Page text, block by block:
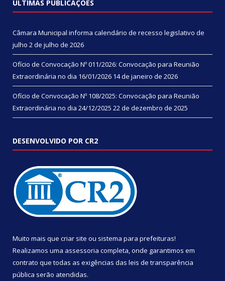
ÚLTIMAS PUBLICAÇÕES
Câmara Municipal informa calendário de recesso legislativo de
julho 2 de julho de 2026
Ofício de Convocação Nº 011/2026: Convocação para Reunião
Extraordinária no dia 16/01/2026 14 de janeiro de 2026
Ofício de Convocação Nº 108/2025: Convocação para Reunião
Extraordinária no dia 24/12/2025 22 de dezembro de 2025
DESENVOLVIDO POR CR2
Muito mais que criar site ou sistema para prefeituras!
Realizamos uma assessoria completa, onde garantimos em
contrato que todas as exigências das leis de transparência
pública serão atendidas.